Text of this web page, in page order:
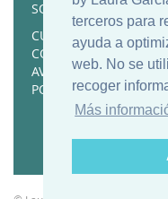
terceros para
ayuda a
web. No se
recoger
Más
SOBRE MÍ
CURSOS Y RECETARIOS
CONTACTO
AVISO LEGAL
POLÍTICA DE COOKIES